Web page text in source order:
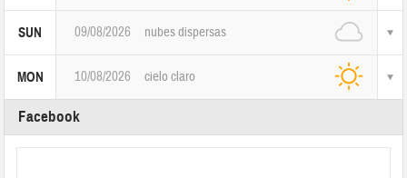
SUN 09/08/2026 nubes dispersas
MON 10/08/2026 cielo claro
Facebook